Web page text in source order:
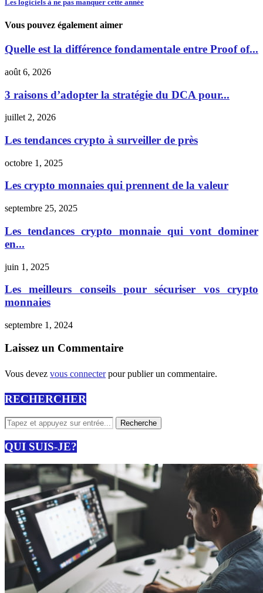
Les logiciels à ne pas manquer cette année
Vous pouvez également aimer
Quelle est la différence fondamentale entre Proof of...
août 6, 2026
3 raisons d’adopter la stratégie du DCA pour...
juillet 2, 2026
Les tendances crypto à surveiller de près
octobre 1, 2025
Les crypto monnaies qui prennent de la valeur
septembre 25, 2025
Les tendances crypto monnaie qui vont dominer
en...
juin 1, 2025
Les meilleurs conseils pour sécuriser vos crypto
monnaies
septembre 1, 2024
Laissez un Commentaire
Vous devez vous connecterpour publier un commentaire.
RECHERCHER
QUI SUIS-JE?